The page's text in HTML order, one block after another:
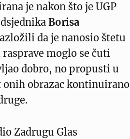
je nakon što je UGP
Borisa
da je nanosio štetu
moglo se čuti
dobro, no propusti u
obrazac kontinuirano
Zadrugu Glas